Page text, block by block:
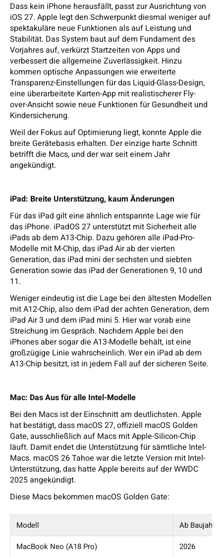
Dass kein iPhone herausfällt, passt zur Ausrichtung von
iOS 27. Apple legt den Schwerpunkt diesmal weniger auf
spektakuläre neue Funktionen als auf Leistung und
Stabilität. Das System baut auf dem Fundament des
Vorjahres auf, verkürzt Startzeiten von Apps und
verbessert die allgemeine Zuverlässigkeit. Hinzu
kommen optische Anpassungen wie erweiterte
Transparenz-Einstellungen für das Liquid-Glass-Design,
eine überarbeitete Karten-App mit realistischerer Fly-
over-Ansicht sowie neue Funktionen für Gesundheit und
Kindersicherung.
Weil der Fokus auf Optimierung liegt, konnte Apple die
breite Gerätebasis erhalten. Der einzige harte Schnitt
betrifft die Macs, und der war seit einem Jahr
angekündigt.
iPad: Breite Unterstützung, kaum Änderungen
Für das iPad gilt eine ähnlich entspannte Lage wie für
das iPhone. iPadOS 27 unterstützt mit Sicherheit alle
iPads ab dem A13-Chip. Dazu gehören alle iPad-Pro-
Modelle mit M-Chip, das iPad Air ab der vierten
Generation, das iPad mini der sechsten und siebten
Generation sowie das iPad der Generationen 9, 10 und
11.
Weniger eindeutig ist die Lage bei den ältesten Modellen
mit A12-Chip, also dem iPad der achten Generation, dem
iPad Air 3 und dem iPad mini 5. Hier war vorab eine
Streichung im Gespräch. Nachdem Apple bei den
iPhones aber sogar die A13-Modelle behält, ist eine
großzügige Linie wahrscheinlich. Wer ein iPad ab dem
A13-Chip besitzt, ist in jedem Fall auf der sicheren Seite.
Mac: Das Aus für alle Intel-Modelle
Bei den Macs ist der Einschnitt am deutlichsten. Apple
hat bestätigt, dass macOS 27, offiziell macOS Golden
Gate, ausschließlich auf Macs mit Apple-Silicon-Chip
läuft. Damit endet die Unterstützung für sämtliche Intel-
Macs. macOS 26 Tahoe war die letzte Version mit Intel-
Unterstützung, das hatte Apple bereits auf der WWDC
2025 angekündigt.
Diese Macs bekommen macOS Golden Gate:
Modell
Ab Baujahr
MacBook Neo (A18 Pro)
2026